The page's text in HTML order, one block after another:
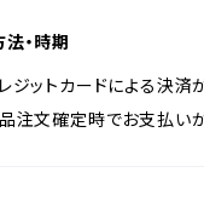
・時期
ジットカードによる決済
注文確定時でお支払い